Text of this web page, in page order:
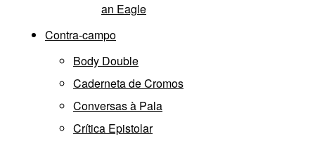
an Eagle
Contra-campo
Body Double
Caderneta de Cromos
Conversas à Pala
Crítica Epistolar